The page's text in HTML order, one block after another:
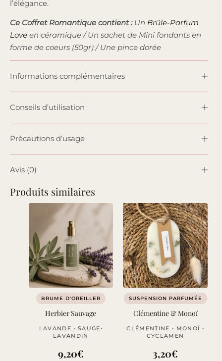
l’élégance.
Ce Coffret Romantique contient :Un Brûle-Parfum
Love en céramique / Un sachet de Mini fondants en
forme de coeurs (50gr) / Une pince dorée
Informations complémentaires
Conseils d’utilisation
Précautions d’usage
Avis (0)
Produits similaires
BRUME D'OREILLER
Herbier Sauvage
LAVANDE • SAUGE•
LAVANDIN
9,20€
SUSPENSION PARFUMÉE
Clémentine & Monoï
CLÉMENTINE • MONOÏ •
CYCLAMEN
3,20€